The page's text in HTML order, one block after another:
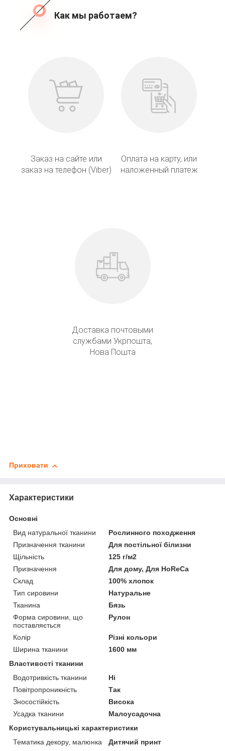
Как мы работаем?
Заказ на сайте или
заказ на телефон (Viber)
Оплата на карту, или
наложенный платеж
Доставка почтовыми
службами Укрпошта,
Нова Пошта
Приховати
Характеристики
Основні
Вид натуральної тканини
Рослинного походження
Призначення тканини
Для постільної білизни
Щільність
125 г/м2
Призначення
Для дому, Для HoReCa
Склад
100% хлопок
Тип сировини
Натуральне
Тканина
Бязь
Форма сировини, що
поставляється
Рулон
Колір
Різні кольори
Ширина тканини
1600 мм
Властивості тканини
Водотривкість тканини
Ні
Повітропроникність
Так
Зносостійкість
Висока
Усадка тканини
Малоусадочна
Користувальницькі характеристики
Тематика декору, малюнка
Дитячий принт